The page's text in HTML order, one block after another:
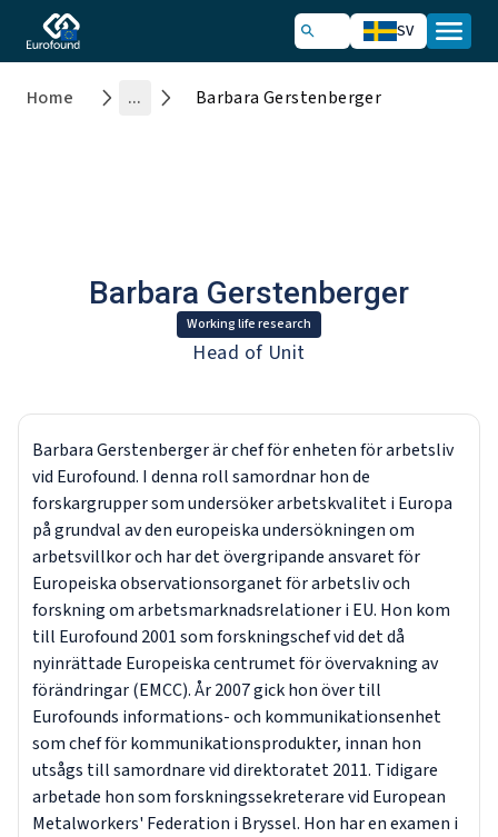
SV
Home ... Barbara Gerstenberger
Working life research
Barbara Gerstenberger
​Head of Unit
Barbara Gerstenberger är chef för enheten för arbetsliv
vid Eurofound. I denna roll samordnar hon de
forskargrupper som undersöker arbetskvalitet i Europa
på grundval av den europeiska undersökningen om
arbetsvillkor och har det övergripande ansvaret för
Europeiska observationsorganet för arbetsliv och
forskning om arbetsmarknadsrelationer i EU. Hon kom
till Eurofound 2001 som forskningschef vid det då
nyinrättade Europeiska centrumet för övervakning av
förändringar (EMCC). År 2007 gick hon över till
Eurofounds informations- och kommunikationsenhet
som chef för kommunikationsprodukter, innan hon
utsågs till samordnare vid direktoratet 2011. Tidigare
arbetade hon som forskningssekreterare vid European
Metalworkers' Federation i Bryssel. Hon har en examen i